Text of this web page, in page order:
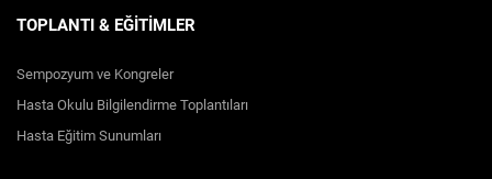
TOPLANTI & EĞİTİMLER
Sempozyum ve Kongreler
Hasta Okulu Bilgilendirme Toplantıları
Hasta Eğitim Sunumları